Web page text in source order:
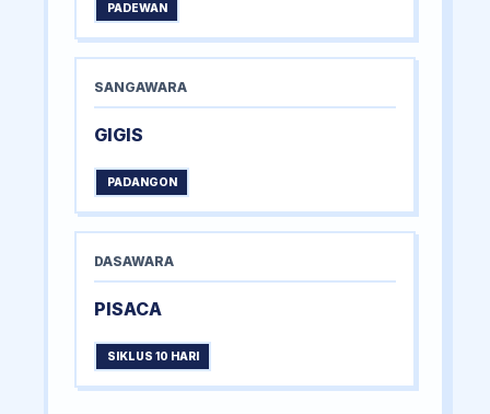
PADEWAN
SANGAWARA
GIGIS
PADANGON
DASAWARA
PISACA
SIKLUS 10 HARI